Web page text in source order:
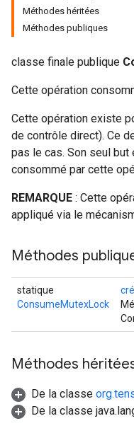
Méthodes héritées
Méthodes publiques
classe finale publique
Cette opération
Cette opération existe
de contrôle direct). Ce
pas le cas. Son seul
consommé par cette
REMARQUE : Cette
appliqué via le
Méthodes
statique
ConsumeMutexLock
Méthodes
De la classe
De la classe